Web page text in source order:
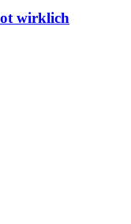
wirklich